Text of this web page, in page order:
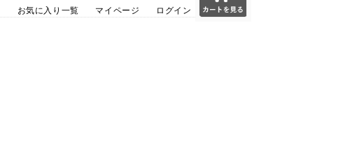
お気に入り一覧 マイページ ログイン